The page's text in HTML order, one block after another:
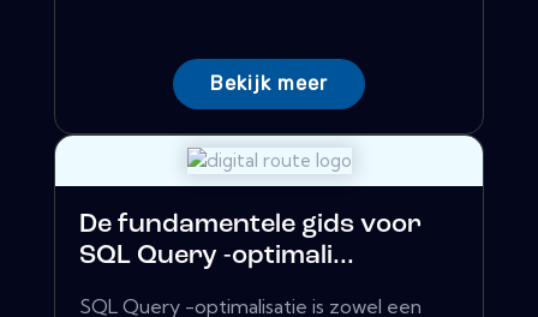
Bekijk meer
De fundamentele gids voor
SQL Query -optimali...
SQL Query -optimalisatie is zowel een